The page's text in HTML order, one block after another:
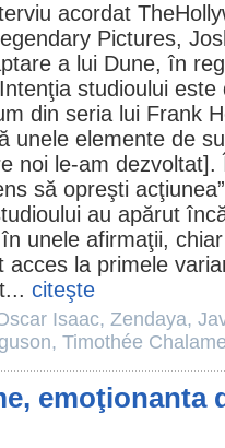
acordat
Pictures,
a lui Dune, în
studioului este
din seria lui Frank
unele elemente de
noi le-am
să opreşti
au apărut
unele afirmaţii,
la primele
citeşte
Isaac, Zendaya,
, Timothée
emoţionanta